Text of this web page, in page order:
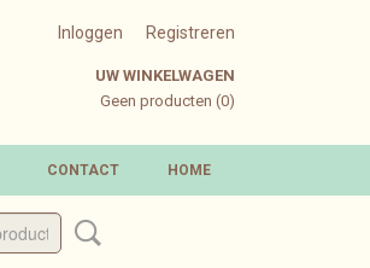
Inloggen Registreren
UW WINKELWAGEN
Geen producten (0)
HOME
CONTACT